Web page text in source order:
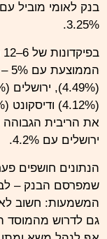
3.25%.
ירושלים עם 4.2%.
הנתונים חושפים
שמפרסם הבנק –
המשמעות: חשוב
גם לדרוש מהמוסד